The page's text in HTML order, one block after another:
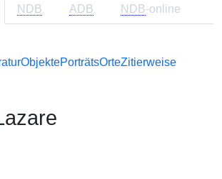
NDB ADB NDB-online
ObjektePorträtsOrteZitierweise